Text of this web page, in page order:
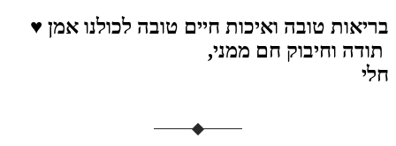
בריאות טובה ואיכות חיים טובה לכולנו אמן ♥
תודה וחיבוק חם ממני,
חלי